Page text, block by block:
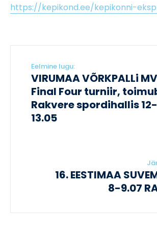
https://kepikond.ee/kepikonni-
Eelmine lugu:
VIRUMAA VÕRKPALLi
Final Four turniir,
Rakvere spordihallis 12-
13.05
16. EESTIMAA
8-9.07